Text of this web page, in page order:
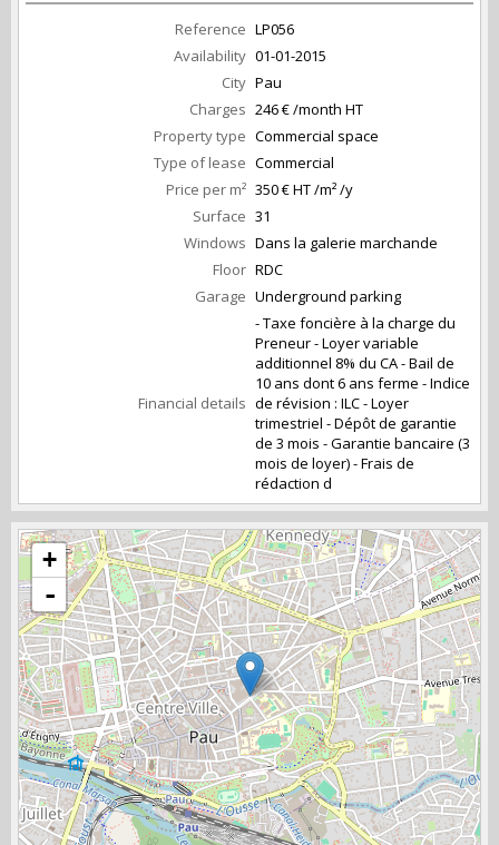
Reference LP056
Availability 01-01-2015
City Pau
Charges 246 € /month HT
Property type Commercial space
Type of lease Commercial
Price per m² 350 € HT /m² /y
Surface 31
Windows Dans la galerie marchande
Floor RDC
Garage Underground parking
Financial details
- Taxe foncière à la charge du
Preneur - Loyer variable
additionnel 8% du CA - Bail de
10 ans dont 6 ans ferme - Indice
de révision : ILC - Loyer
trimestriel - Dépôt de garantie
de 3 mois - Garantie bancaire (3
mois de loyer) - Frais de
rédaction d
+
-